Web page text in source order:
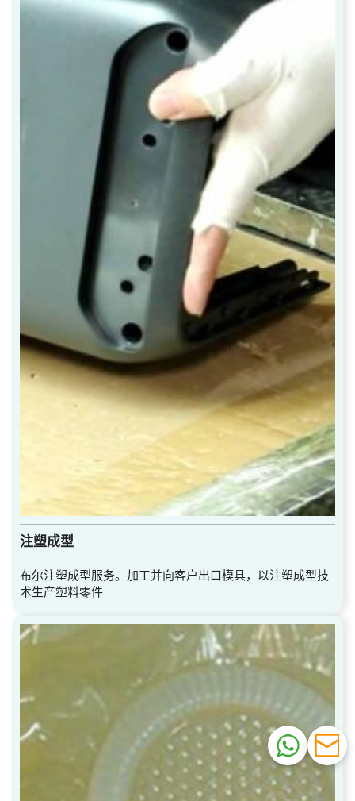
注塑成型
布尔注塑成型服务。加工并向客户出口模具，以注塑成型技
术生产塑料零件